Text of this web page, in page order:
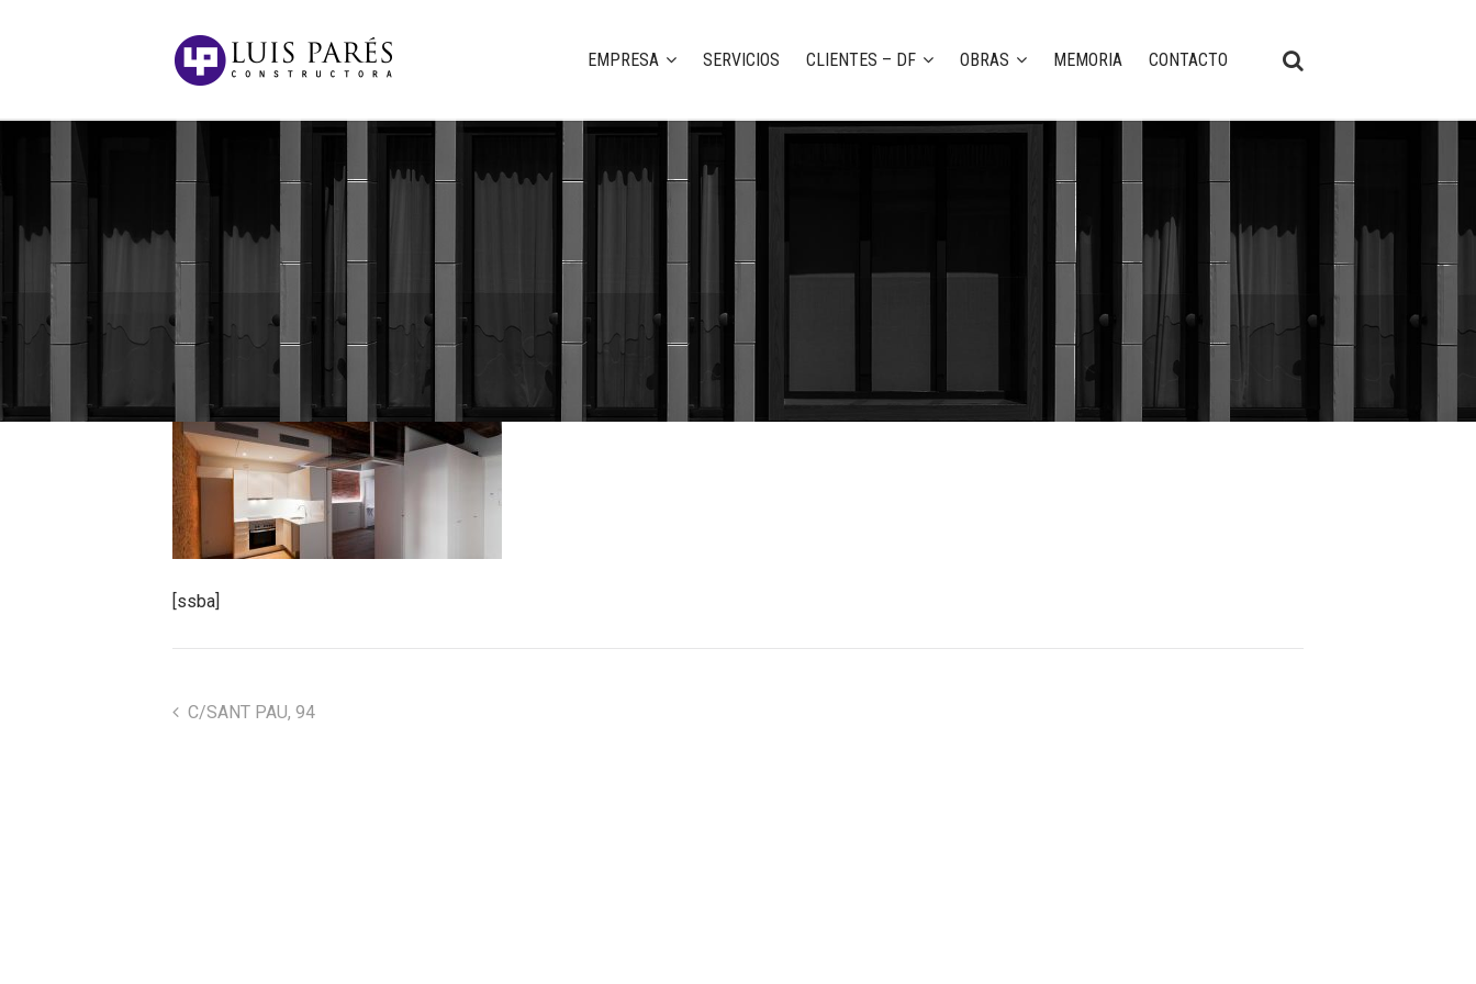
EMPRESA SERVICIOS CLIENTES – DF OBRAS MEMORIA CONTACTO
[ssba]
C/SANT PAU, 94